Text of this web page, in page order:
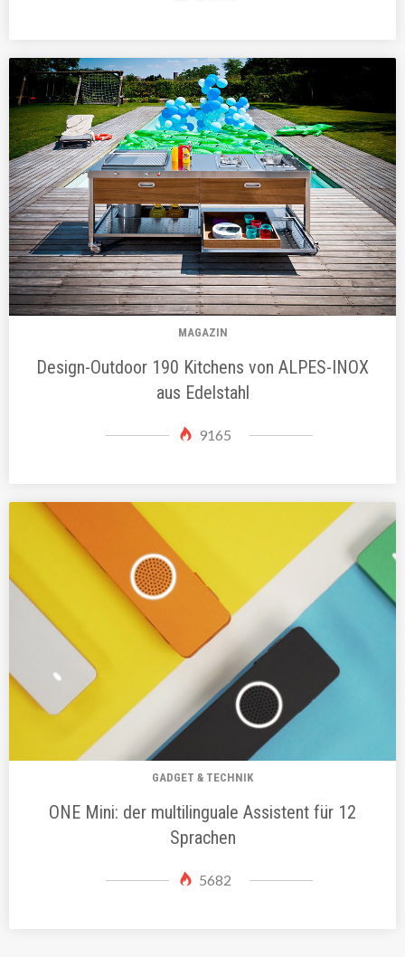
MAGAZIN
Design-Outdoor 190 Kitchens von ALPES-INOX
aus Edelstahl
9165
GADGET & TECHNIK
ONE Mini: der multilinguale Assistent für 12
Sprachen
5682